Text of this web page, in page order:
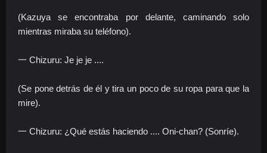
(Kazuya se encontraba por delante, caminando solo
mientras miraba su teléfono).
一 Chizuru: Je je je ....
(Se pone detrás de él y tira un poco de su ropa para que la
mire).
一 Chizuru: ¿Qué estás haciendo .... Oni-chan? (Sonríe).